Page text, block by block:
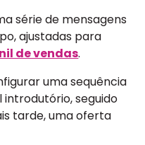
série de mensagens
ajustadas para
de vendas.
uma sequência
seguido
tarde, uma oferta